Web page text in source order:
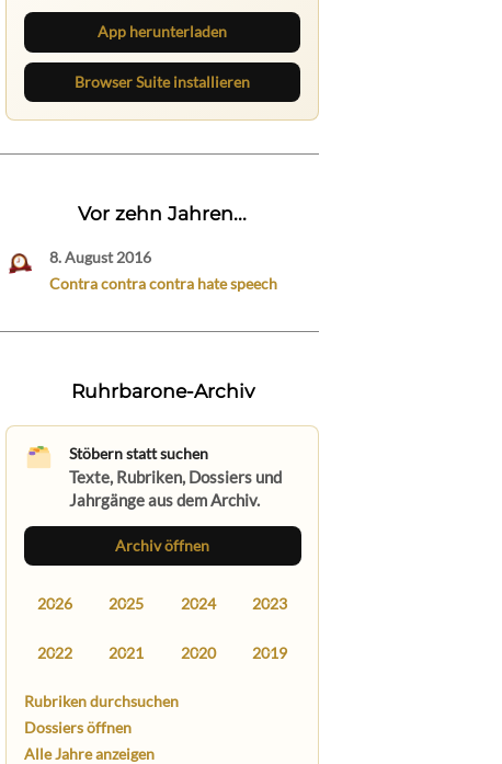
App herunterladen
Browser Suite installieren
Vor zehn Jahren...
8. August 2016
Contra contra contra hate speech
Ruhrbarone-Archiv
Stöbern statt suchen
Texte, Rubriken, Dossiers und
Jahrgänge aus dem Archiv.
Archiv öffnen
2026 2025 2024 2023
2022 2021 2020 2019
Rubriken durchsuchen
Dossiers öffnen
Alle Jahre anzeigen